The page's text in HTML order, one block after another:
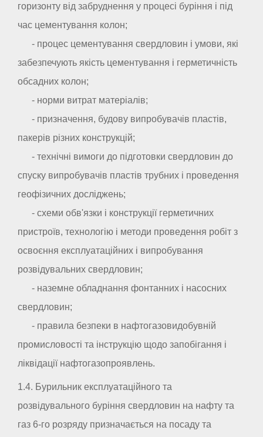
горизонту від забруднення у процесі буріння і під
час цементування колон;
- процес цементування свердловин і умови, які
забезпечують якість цементування і герметичність
обсадних колон;
- норми витрат матеріалів;
- призначення, будову випробувачів пластів,
пакерів різних конструкцій;
- технічні вимоги до підготовки свердловин до
спуску випробувачів пластів трубних і проведення
геофізичних досліджень;
- схеми обв'язки і конструкції герметичних
пристроїв, технологію і методи проведення робіт з
освоєння експлуатаційних і випробування
розвідувальних свердловин;
- наземне обладнання фонтанних і насосних
свердловин;
- правила безпеки в нафтогазовидобувній
промисловості та інструкцію щодо запобігання і
ліквідації нафтогазопроявлень.
1.4. Бурильник експлуатаційного та
розвідувального буріння свердловин на нафту та
газ 6-го розряду призначається на посаду та